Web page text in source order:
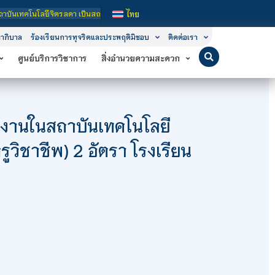
ทคโนโลยีจิตรลดา เป็นสถาบันอุดมศึกษาในกำกับของรัฐ เปิดหลักสูตรการเรียนการ
ไทย
ภิบาล ร้องเรียนการทุจริตและประพฤติมิชอบ ติดต่อเรา
ศูนย์บริการวิชาการ สิ่งอำนวยความสะดวก
นในสถาบันเทคโนโลยี
ชาชีพ) 2 อัตรา โรงเรียน